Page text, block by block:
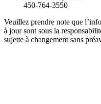
450-764-3550
Veuillez prendre note que
à jour sont sous la
sujette à changement sans